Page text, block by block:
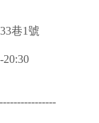
巷1號
20:30